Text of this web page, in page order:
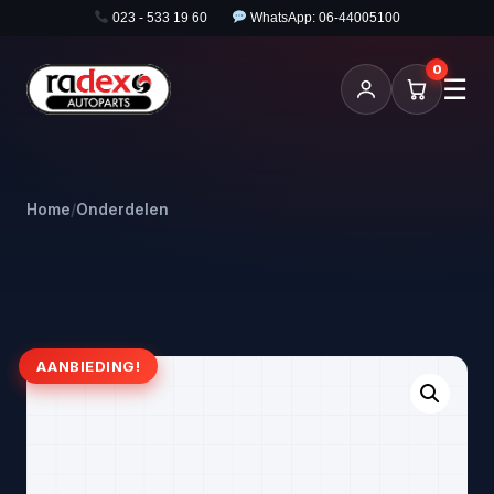
023 - 533 19 60 WhatsApp: 06-44005100
0
☰
Home/Onderdelen
AANBIEDING!